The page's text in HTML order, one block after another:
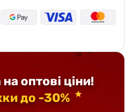
оптові ціни!
до -30%